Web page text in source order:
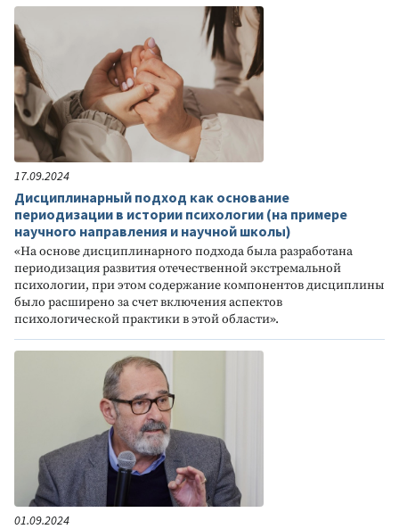
17.09.2024
Дисциплинарный подход как основание
периодизации в истории психологии (на примере
научного направления и научной школы)
«На основе дисциплинарного подхода была разработана
периодизация развития отечественной экстремальной
психологии, при этом содержание компонентов дисциплины
было расширено за счет включения аспектов
психологической практики в этой области».
01.09.2024